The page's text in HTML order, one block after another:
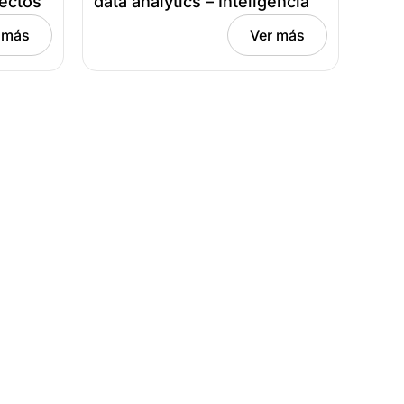
empresarial y análisis de big
data – De la teoría a laVer más